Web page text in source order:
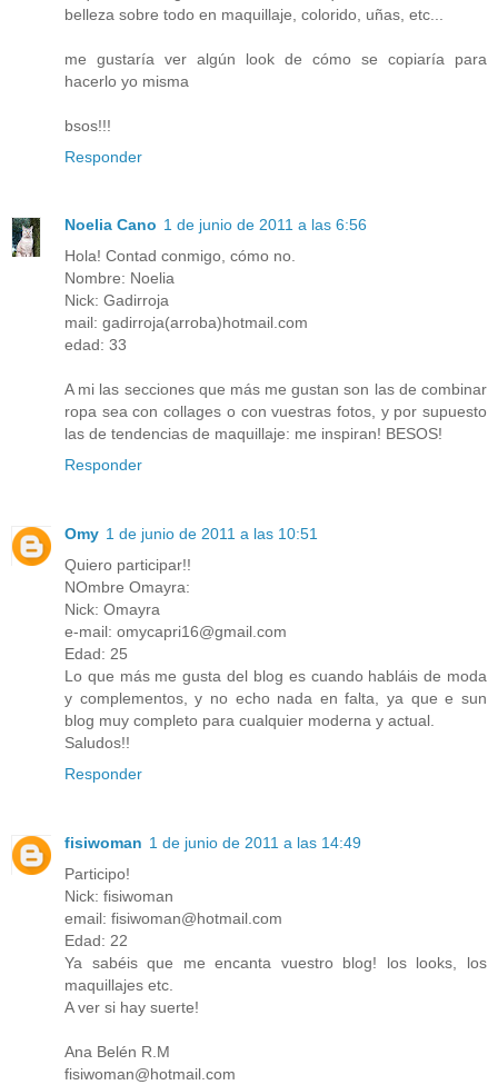
belleza sobre todo en maquillaje, colorido, uñas, etc...
me gustaría ver algún look de cómo se copiaría para
hacerlo yo misma
bsos!!!
Responder
Noelia Cano 1 de junio de 2011 a las 6:56
Hola! Contad conmigo, cómo no.
Nombre: Noelia
Nick: Gadirroja
mail: gadirroja(arroba)hotmail.com
edad: 33
A mi las secciones que más me gustan son las de combinar
ropa sea con collages o con vuestras fotos, y por supuesto
las de tendencias de maquillaje: me inspiran! BESOS!
Responder
Omy 1 de junio de 2011 a las 10:51
Quiero participar!!
NOmbre Omayra:
Nick: Omayra
e-mail: omycapri16@gmail.com
Edad: 25
Lo que más me gusta del blog es cuando habláis de moda
y complementos, y no echo nada en falta, ya que e sun
blog muy completo para cualquier moderna y actual.
Saludos!!
Responder
fisiwoman 1 de junio de 2011 a las 14:49
Participo!
Nick: fisiwoman
email: fisiwoman@hotmail.com
Edad: 22
Ya sabéis que me encanta vuestro blog! los looks, los
maquillajes etc.
A ver si hay suerte!
Ana Belén R.M
fisiwoman@hotmail.com